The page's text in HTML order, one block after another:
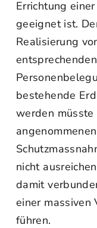
Errichtung
geeignet ist.
Realisierung
bestehende
werden
nicht
damit
einer massiven
führen.